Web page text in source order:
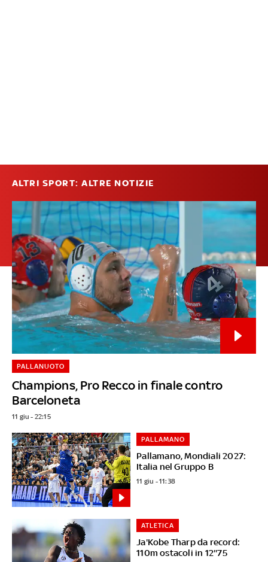
ALTRI SPORT: ALTRE NOTIZIE
Champions, Pro Recco in finale contro
Barceloneta
PALLANUOTO
11 giu - 22:15
Pallamano, Mondiali 2027:
Italia nel Gruppo B
PALLAMANO
11 giu - 11:38
Ja'Kobe Tharp da record:
110m ostacoli in 12''75
ATLETICA